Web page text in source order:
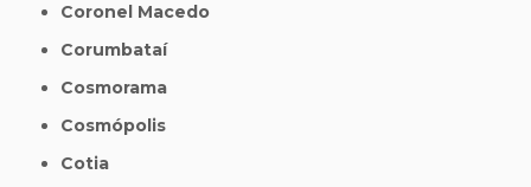
Coronel Macedo
Corumbataí
Cosmorama
Cosmópolis
Cotia